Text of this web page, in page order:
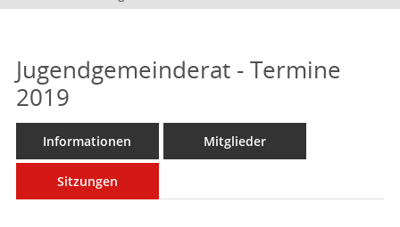
Jugendgemeinderat - Termine
2019
Informationen Mitglieder
Sitzungen